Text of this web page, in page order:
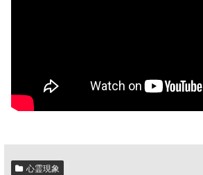
心霊現象